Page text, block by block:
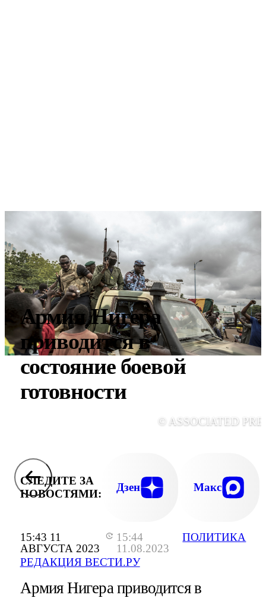
15:43 11
АВГУСТА 2023
15:44
11.08.2023
РЕДАКЦИЯ ВЕСТИ.РУ
ПОЛИТИКА
Армия Нигера
приводится в
состояние боевой
готовности
© ASSOCIATED
СЛЕДИТЕ ЗА
НОВОСТЯМИ:
Дзен Макс
Армия Нигера приводится в